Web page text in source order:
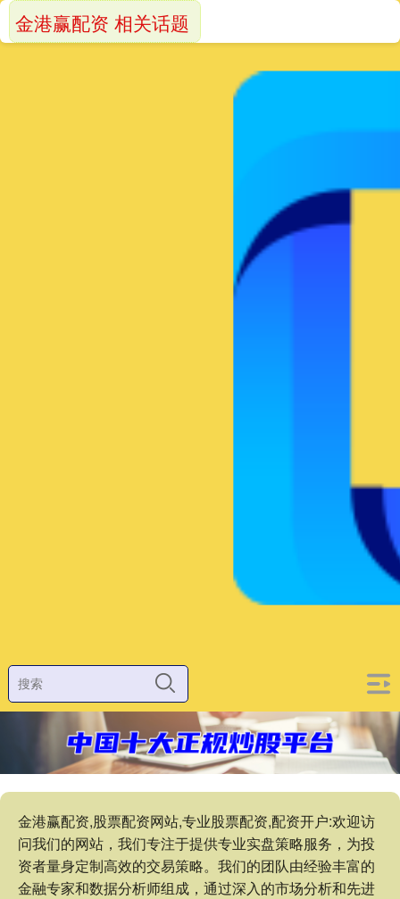
金港赢配资,股票配资网站,专业股票配资,配资开户:欢迎访
问我们的网站，我们专注于提供专业实盘策略服务，为投
资者量身定制高效的交易策略。我们的团队由经验丰富的
金融专家和数据分析师组成，通过深入的市场分析和先进
金港赢配资 相关话题